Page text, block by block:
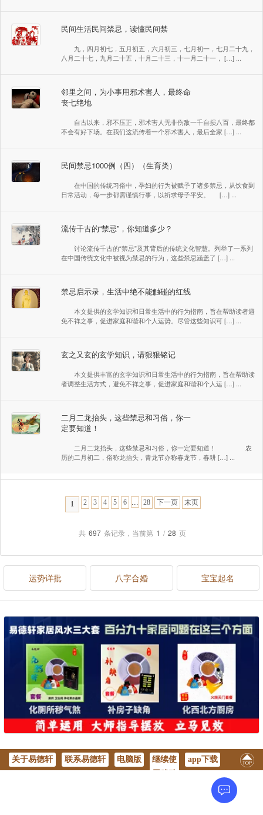
民间生活民间禁忌，读懂民间禁
九，四月初七，五月初五，六月初三，七月初一，七月二十九，
八月二十七，九月二十五，十月二十三，十一月二十一， […] ...
邻里之间，为小事用邪术害人，最终命
丧七绝地
自古以来，邪不压正，邪术害人无非伤敌一千自损八百，最终都
不会有好下场。在我们这流传着一个邪术害人，最后全家 […] ...
民间禁忌1000例（四）（生育类）
在中国的传统习俗中，孕妇的行为被赋予了诸多禁忌，从饮食到
日常活动，每一步都需谨慎行事，以祈求母子平安。 […] ...
流传千古的“禁忌”，你知道多少？
讨论流传千古的“禁忌”及其背后的传统文化智慧。列举了一系列
在中国传统文化中被视为禁忌的行为，这些禁忌涵盖了 […] ...
禁忌启示录，生活中绝不能触碰的红线
本文提供的玄学知识和日常生活中的行为指南，旨在帮助读者避
免不祥之事，促进家庭和谐和个人运势。尽管这些知识可 […] ...
玄之又玄的玄学知识，请狠狠铭记
本文提供丰富的玄学知识和日常生活中的行为指南，旨在帮助读
者调整生活方式，避免不祥之事，促进家庭和谐和个人运 […] ...
二月二龙抬头，这些禁忌和习俗，你一
定要知道！
二月二龙抬头，这些禁忌和习俗，你一定要知道！ 农
历的二月初二，俗称龙抬头，青龙节亦称春龙节，春耕 […] ...
1 2 3 4 5 6 ... 28 下一页 末页
共 697 条记录，当前第 1 / 28 页
运势详批 八字合婚 宝宝起名
关于易德轩 联系易德轩 电脑版
继续使
app下载